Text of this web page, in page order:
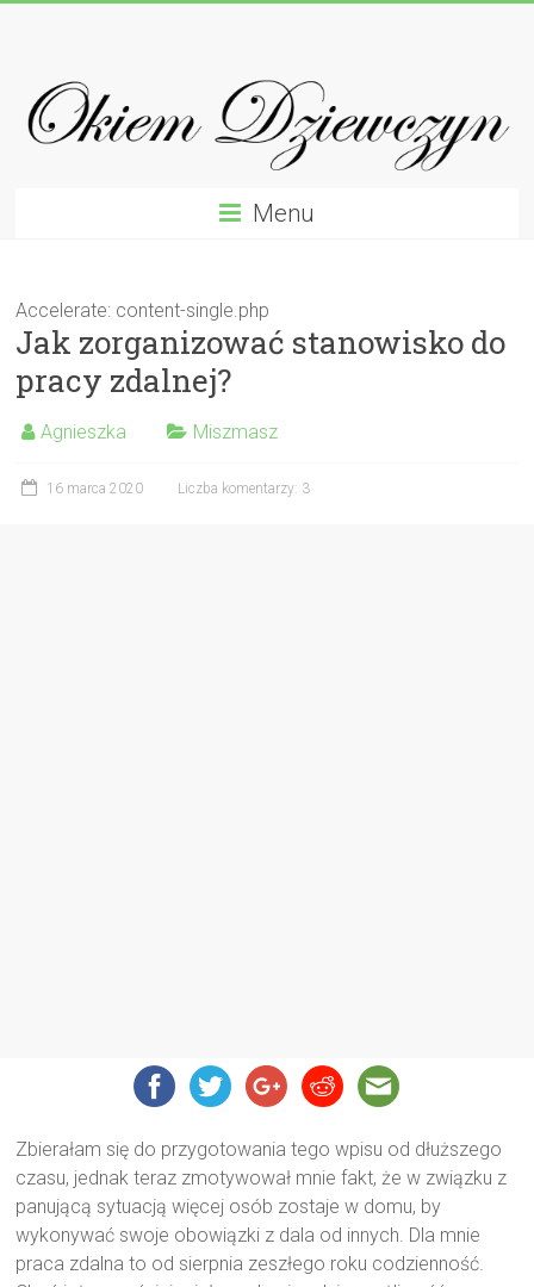
Dziewczyn
Recenzje
Kobiet
Menu
Accelerate: content-single.php
Jak zorganizować stanowisko do
pracy zdalnej?
Agnieszka Miszmasz
16 marca 2020 Liczba komentarzy: 3
Zbierałam się do przygotowania tego wpisu od dłuższego
czasu, jednak teraz zmotywował mnie fakt, że w związku z
panującą sytuacją więcej osób zostaje w domu, by
wykonywać swoje obowiązki z dala od innych. Dla mnie
praca zdalna to od sierpnia zeszłego roku codzienność.